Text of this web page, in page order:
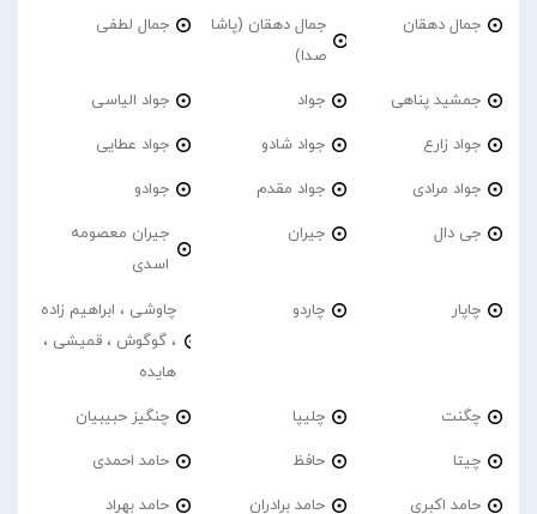
جمال دهقان
جمال دهقان (پاشا
صدا)
جمال لطفی
جمشید پناهی جواد جواد الیاسی
جواد زارع جواد شادو جواد عطایی
جواد مرادی جواد مقدم جوادو
جی دال جیران
جیران معصومه
اسدی
چاپار چاردو
چاوشی ، ابراهیم زاده
، گوگوش ، قمیشی ،
هایده
چگنت چلیپا چنگیز حبیبیان
چیتا حافظ حامد احمدی
حامد اکبری حامد برادران حامد بهراد